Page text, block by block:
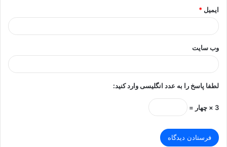
ایمیل *
وب‌ سایت
لطفا پاسخ را به عدد انگلیسی وارد کنید:
3 × چهار =